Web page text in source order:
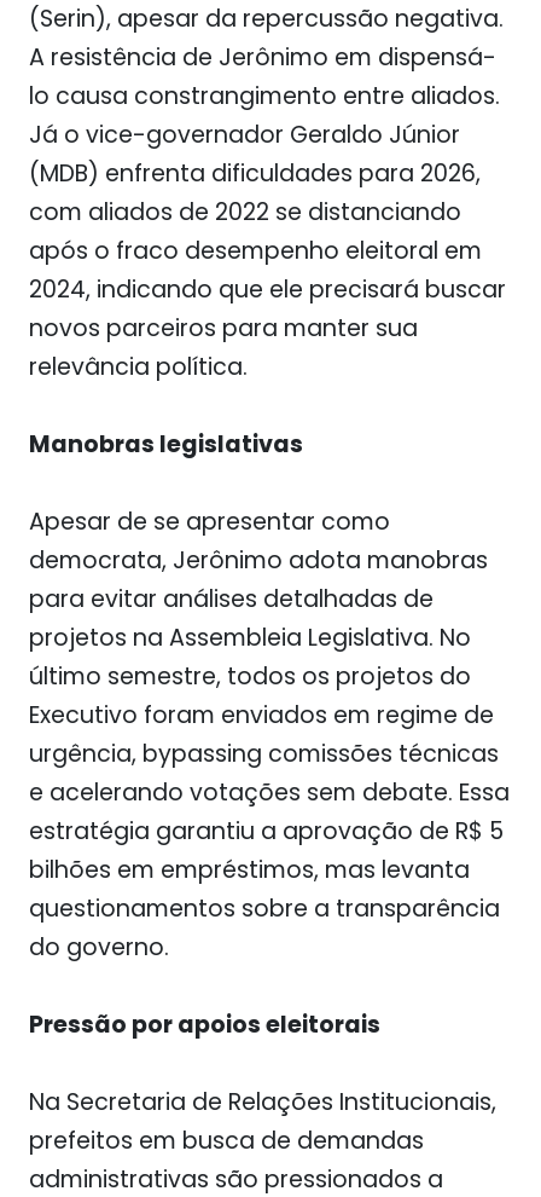
(Serin), apesar da repercussão negativa.
A resistência de Jerônimo em dispensá-
lo causa constrangimento entre aliados.
Já o vice-governador Geraldo Júnior
(MDB) enfrenta dificuldades para 2026,
com aliados de 2022 se distanciando
após o fraco desempenho eleitoral em
2024, indicando que ele precisará buscar
novos parceiros para manter sua
relevância política.
Manobras legislativas
Apesar de se apresentar como
democrata, Jerônimo adota manobras
para evitar análises detalhadas de
projetos na Assembleia Legislativa. No
último semestre, todos os projetos do
Executivo foram enviados em regime de
urgência, bypassing comissões técnicas
e acelerando votações sem debate. Essa
estratégia garantiu a aprovação de R$ 5
bilhões em empréstimos, mas levanta
questionamentos sobre a transparência
do governo.
Pressão por apoios eleitorais
Na Secretaria de Relações Institucionais,
prefeitos em busca de demandas
administrativas são pressionados a